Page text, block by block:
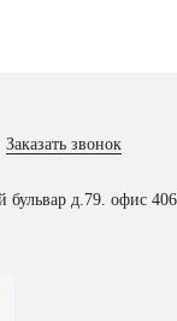
Заказать звонок
бульвар д.79. офис